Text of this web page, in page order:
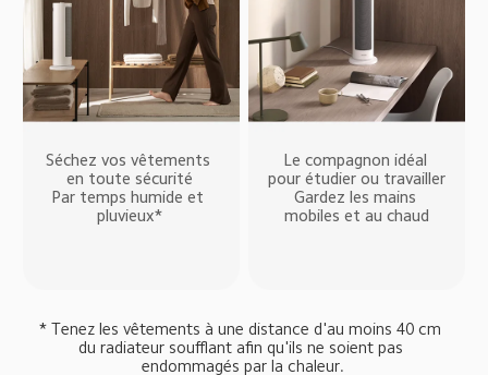
Séchez vos vêtements
en toute sécurité
Par temps humide et
pluvieux*
Le compagnon idéal
pour étudier ou travailler
Gardez les mains
mobiles et au chaud
* Tenez les vêtements à une distance d'au moins 40 cm
du radiateur soufflant afin qu'ils ne soient pas
endommagés par la chaleur.